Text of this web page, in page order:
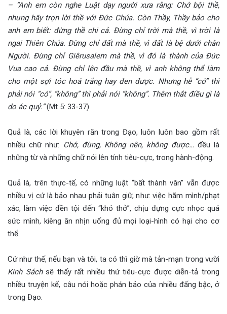
– “Anh em còn nghe Luật dạy người xưa rằng: Chớ bội thề,
nhưng hãy trọn lời thề với Đức Chúa. Còn Thầy, Thầy bảo cho
anh em biết: đừng thề chi cả. Đừng chỉ trời mà thề, vì trời là
ngai Thiên Chúa. Đừng chỉ đất mà thề, vì đất là bệ dưới chân
Người. Đừng chỉ Giêrusalem mà thề, vì đó là thành của Đức
Vua cao cả. Đừng chỉ lên đầu mà thề, vì anh không thể làm
cho một sợi tóc hoá trắng hay đen được. Nhưng hễ “có” thì
phải nói “có”, “không” thì phải nói “không”. Thêm thắt điều gì là
do ác quỷ.”(Mt 5: 33-37)
Quả là, các lời khuyên răn trong Đạo, luôn luôn bao gồm rất
nhiều chữ như: Chớ, đừng, Không nên, không được… đều là
những từ và những chữ nói lên tính tiêu-cực, trong hành-động.
Quả là, trên thực-tế, có những luật “bất thành văn” vẫn được
nhiều vị cứ là bảo nhau phải tuân giữ, như: việc hãm mình/phạt
xác, làm việc đền tội đến “khó thở”, chịu đựng cực nhọc quá
sức mình, kiêng ăn nhịn uống đủ mọi loại-hình có hại cho cơ
thể.
Cứ như thế, nếu bạn và tôi, ta có thì giờ mà tản-mạn trong vười
Kinh Sáchsẽ thấy rất nhiều thứ tiêu-cực được diễn-tả trong
nhiều truyện kể, câu nói hoặc phán bảo của nhiều đấng bậc, ở
trong Đạo.